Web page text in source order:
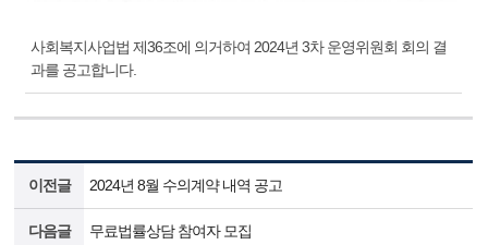
사회복지사업법 제36조에 의거하여 2024년 3차 운영위원회 회의 결
과를 공고합니다.
이전글 2024년 8월 수의계약 내역 공고
다음글 무료법률상담 참여자 모집